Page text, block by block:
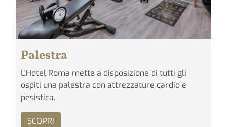
Palestra
L'Hotel Roma mette a disposizione di tutti gli
ospiti una palestra con attrezzature cardio e
pesistica.
SCOPRI